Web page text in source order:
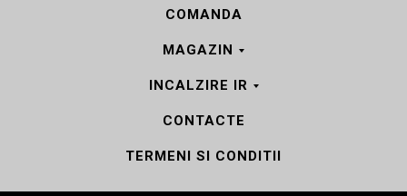
COMANDA
MAGAZIN
INCALZIRE IR
CONTACTE
TERMENI SI CONDITII